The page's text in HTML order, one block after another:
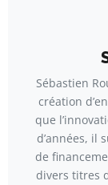
Sébastien
création
que
d’années, il
de
divers titres